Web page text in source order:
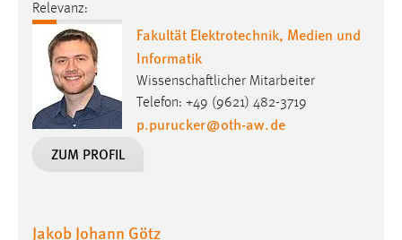
Relevanz:
Fakultät Elektrotechnik, Medien und
Informatik
Wissenschaftlicher Mitarbeiter
Telefon: +49 (9621) 482-3719
p.purucker@oth-aw.de
ZUM PROFIL
Jakob Johann Götz